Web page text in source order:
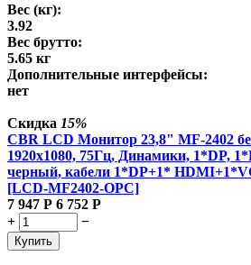
Вес (кг):
3.92
Вес брутто:
5.65 кг
Дополнительные интерфейсы:
нет
Скидка 15%
CBR LCD Монитор 23,8" MF-2402
1920x1080, 75Гц, Динамики, 1*DP,
черный, кабели 1*DP+1*
[LCD-MF2402-OPC]
7 947 Р 6 752 Р
+
−
Купить